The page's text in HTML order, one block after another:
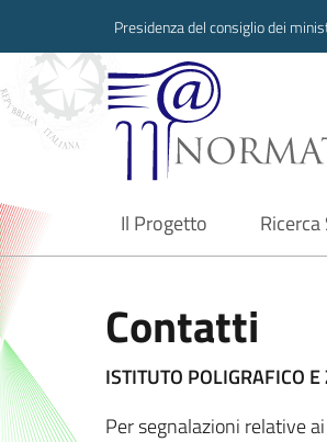
Presidenza del consiglio dei
Il Progetto
current
Contatti
ISTITUTO POLIGRAFICO
Per segnalazioni relative